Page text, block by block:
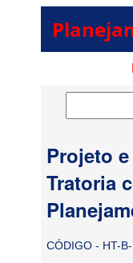
Projeto
Tratoria
CÓDIGO - HT-